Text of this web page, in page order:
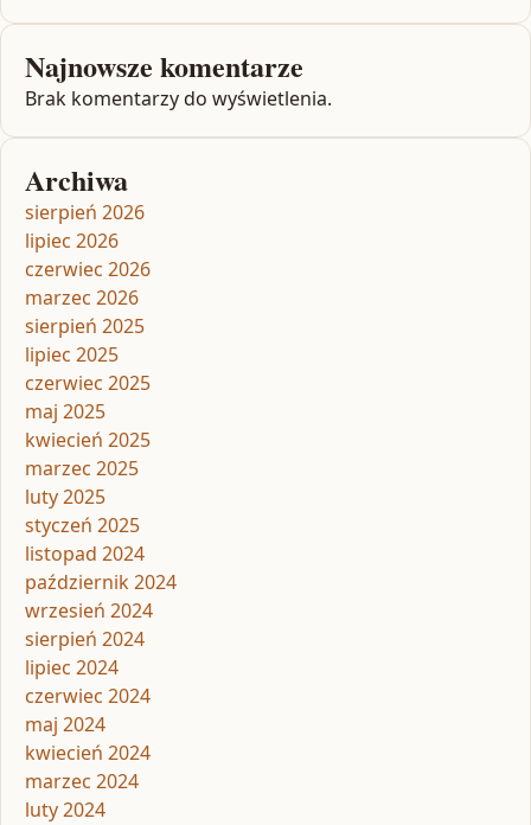
Najnowsze komentarze
Brak komentarzy do wyświetlenia.
Archiwa
sierpień 2026
lipiec 2026
czerwiec 2026
marzec 2026
sierpień 2025
lipiec 2025
czerwiec 2025
maj 2025
kwiecień 2025
marzec 2025
luty 2025
styczeń 2025
listopad 2024
październik 2024
wrzesień 2024
sierpień 2024
lipiec 2024
czerwiec 2024
maj 2024
kwiecień 2024
marzec 2024
luty 2024